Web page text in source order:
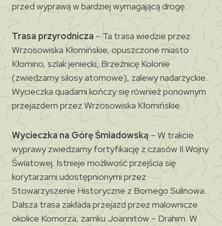
przed wyprawą w bardziej wymagającą drogę.
Trasa przyrodnicza – Ta trasa wiedzie przez
Wrzosowiska Kłomińskie, opuszczone miasto
Kłomino, szlak jeniecki, Brzeźnicę Kolonie
(zwiedzamy silosy atomowe), zalewy nadarzyckie.
Wycieczka quadami kończy się również ponownym
przejazdem przez Wrzosowiska Kłomińskie.
Wycieczka na Górę Śmiadowską – W trakcie
wyprawy zwiedzamy fortyfikację z czasów II Wojny
Światowej. Istnieje możliwość przejścia się
korytarzami udostępnionymi przez
Stowarzyszenie Historyczne z Bornego Sulinowa.
Dalsza trasa zakłada przejazd przez malownicze
okolice Komorza, zamku Joannitów – Drahim. W